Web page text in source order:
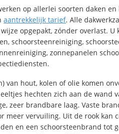
op allerlei soorten daken en
aantrekkelijk tarief. Alle
opgepakt, zónder overlast. U
schoorsteenreiniging,
zonnepanelen
van hout, kolen of olie komen
hechten zich aan de wand
zeer brandbare laag. Vaste
meer vervuiling. Uit de rook kan
en een schoorsteenbrand tot